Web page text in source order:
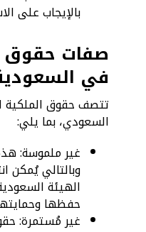
بالإيجاب على
صفات حقوق
في
تتصف حقوق الملكية
السعودي، بما يلي:
غير ملموسة:
وبالتالي يُمكن
الهيئة
حفظها
غير مُستمرة: